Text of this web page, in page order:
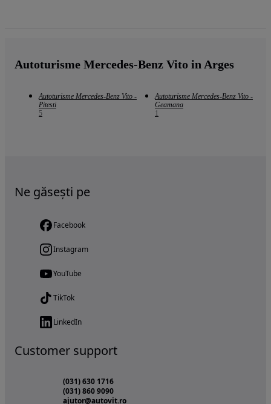
Autoturisme Mercedes-Benz Vito in Arges
Autoturisme Mercedes-Benz Vito -
Pitesti
5
Autoturisme Mercedes-Benz Vito -
Geamana
1
Ne găsești pe
Facebook
Instagram
YouTube
TikTok
LinkedIn
Customer support
(031) 630 1716
(031) 860 9090
ajutor@autovit.ro